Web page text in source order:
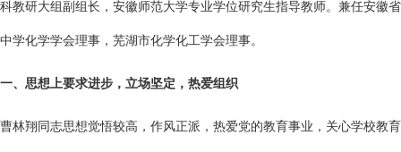
科教研大组副组长，安徽师范大学专业学位研究生指导教师。兼任安徽省
中学化学学会理事，芜湖市化学化工学会理事。
一、思想上要求进步，立场坚定，热爱组织
曹林翔同志思想觉悟较高，作风正派，热爱党的教育事业，关心学校教育